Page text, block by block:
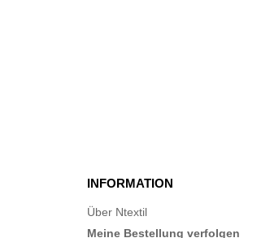
INFORMATION
Über Ntextil
Meine Bestellung verfolgen